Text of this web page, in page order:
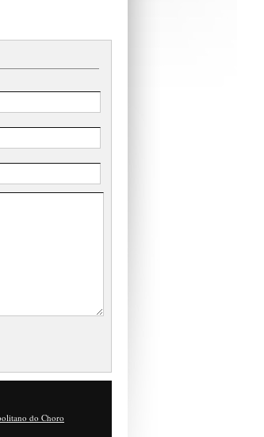
do Choro